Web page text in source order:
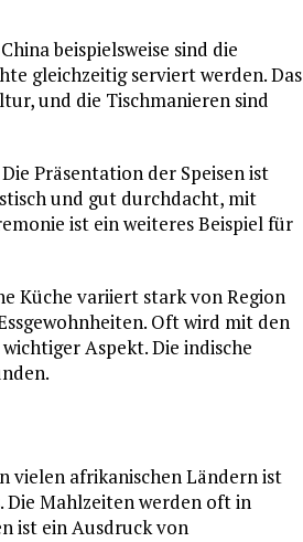
beispielsweise sind die
gleichzeitig serviert werden. Das
und die Tischmanieren sind
Präsentation der Speisen ist
und gut durchdacht, mit
ist ein weiteres Beispiel für
Küche variiert stark von Region
Oft wird mit den
Aspekt. Die indische
vielen afrikanischen Ländern ist
Die Mahlzeiten werden oft in
ist ein Ausdruck von